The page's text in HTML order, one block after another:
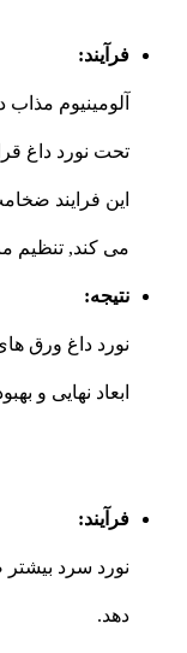
فرآیند:
آلومینیوم
تحت نورد داغ
این فرایند
می کند, تنظیم
نتیجه:
نورد داغ ورق
ابعاد نهایی و
فرآیند:
نورد سرد
دهد.